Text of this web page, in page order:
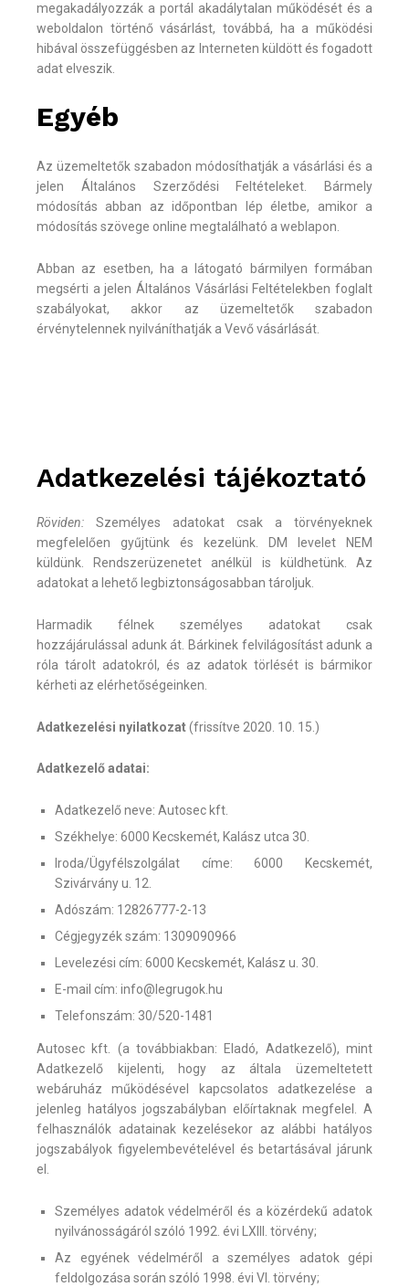
megakadályozzák a portál akadálytalan működését és a
weboldalon történő vásárlást, továbbá, ha a működési
hibával összefüggésben az Interneten küldött és fogadott
adat elveszik.
Egyéb
Az üzemeltetők szabadon módosíthatják a vásárlási és a
jelen Általános Szerződési Feltételeket. Bármely
módosítás abban az időpontban lép életbe, amikor a
módosítás szövege online megtalálható a weblapon.
Abban az esetben, ha a látogató bármilyen formában
megsérti a jelen Általános Vásárlási Feltételekben foglalt
szabályokat, akkor az üzemeltetők szabadon
érvénytelennek nyilváníthatják a Vevő vásárlását.
Adatkezelési tájékoztató
Röviden: Személyes adatokat csak a törvényeknek
megfelelően gyűjtünk és kezelünk. DM levelet NEM
küldünk. Rendszerüzenetet anélkül is küldhetünk. Az
adatokat a lehető legbiztonságosabban tároljuk.
Harmadik félnek személyes adatokat csak
hozzájárulással adunk át. Bárkinek felvilágosítást adunk a
róla tárolt adatokról, és az adatok törlését is bármikor
kérheti az elérhetőségeinken.
Adatkezelési nyilatkozat(frissítve 2020. 10. 15.)
Adatkezelő adatai:
Adatkezelő neve: Autosec kft.
Székhelye: 6000 Kecskemét, Kalász utca 30.
Iroda/Ügyfélszolgálat címe: 6000 Kecskemét,
Szivárvány u. 12.
Adószám: 12826777-2-13
Cégjegyzék szám: 1309090966
Levelezési cím: 6000 Kecskemét, Kalász u. 30.
E-mail cím: info@legrugok.hu
Telefonszám: 30/520-1481
Autosec kft. (a továbbiakban: Eladó, Adatkezelő), mint
Adatkezelő kijelenti, hogy az általa üzemeltetett
webáruház működésével kapcsolatos adatkezelése a
jelenleg hatályos jogszabályban előírtaknak megfelel. A
felhasználók adatainak kezelésekor az alábbi hatályos
jogszabályok figyelembevételével és betartásával járunk
el.
Személyes adatok védelméről és a közérdekű adatok
nyilvánosságáról szóló 1992. évi LXIII. törvény;
Az egyének védelméről a személyes adatok gépi
feldolgozása során szóló 1998. évi VI. törvény;